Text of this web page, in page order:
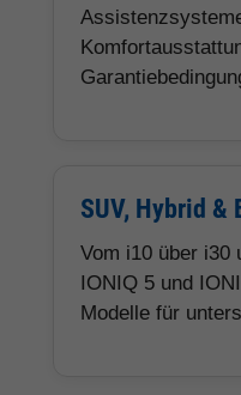
SUV, Hybrid &
Vom i10 über i30
IONIQ 5 und
Modelle für